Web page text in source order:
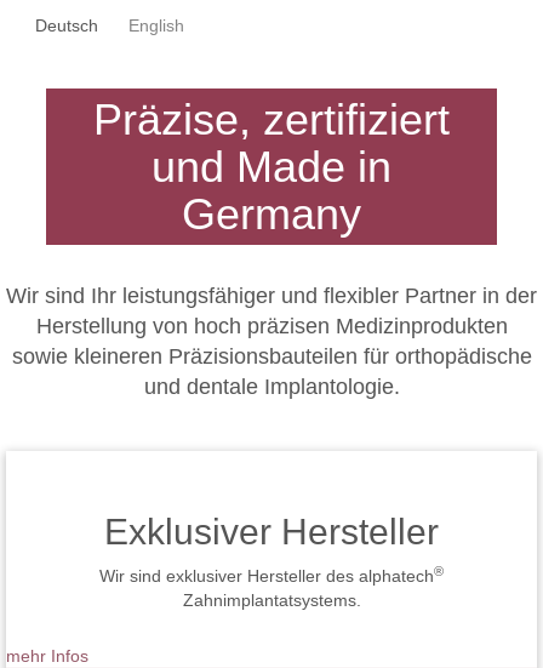
Deutsch English
Präzise, zertifiziert
und Made in
Germany
Wir sind Ihr leistungsfähiger und flexibler Partner in der
Herstellung von hoch präzisen Medizinprodukten
sowie kleineren Präzisionsbauteilen für orthopädische
und dentale Implantologie.
Exklusiver Hersteller
Wir sind exklusiver Hersteller des alphatech®
Zahnimplantatsystems.
mehr Infos